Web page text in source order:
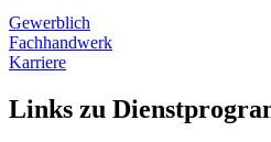
Gewerblich
Fachhandwerk
Karriere
Links zu